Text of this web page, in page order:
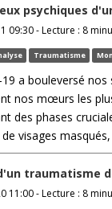
psychiques
09:30 - Lecture : 8
Traumatisme
a bouleversé
nos mœurs les
des phases
visages masqués,
traumatisme
11:00 - Lecture : 8